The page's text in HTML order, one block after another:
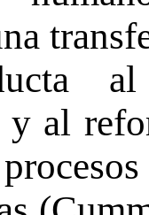
al
al